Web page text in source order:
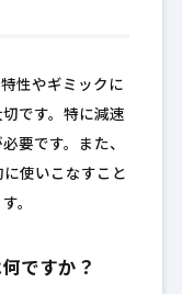
性やギミックに
です。特に減速
要です。また、
使いこなすこと
。
ですか？